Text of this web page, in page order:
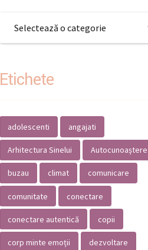
Selectează o categorie
Etichete
adolescenti angajati
Arhitectura Sinelui Autocunoaștere
buzau climat comunicare
comunitate conectare
conectare autentică copii
corp minte emoții dezvoltare